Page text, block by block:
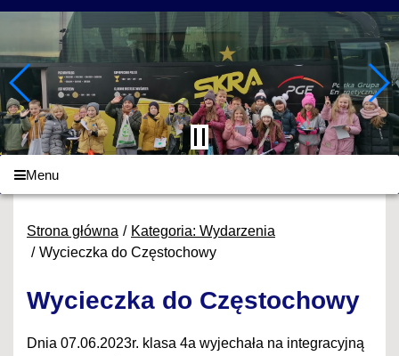
Menu
Strona główna
Kategoria: Wydarzenia
Wycieczka do Częstochowy
Wycieczka do Częstochowy
Dnia 07.06.2023r. klasa 4a wyjechała na integracyjną